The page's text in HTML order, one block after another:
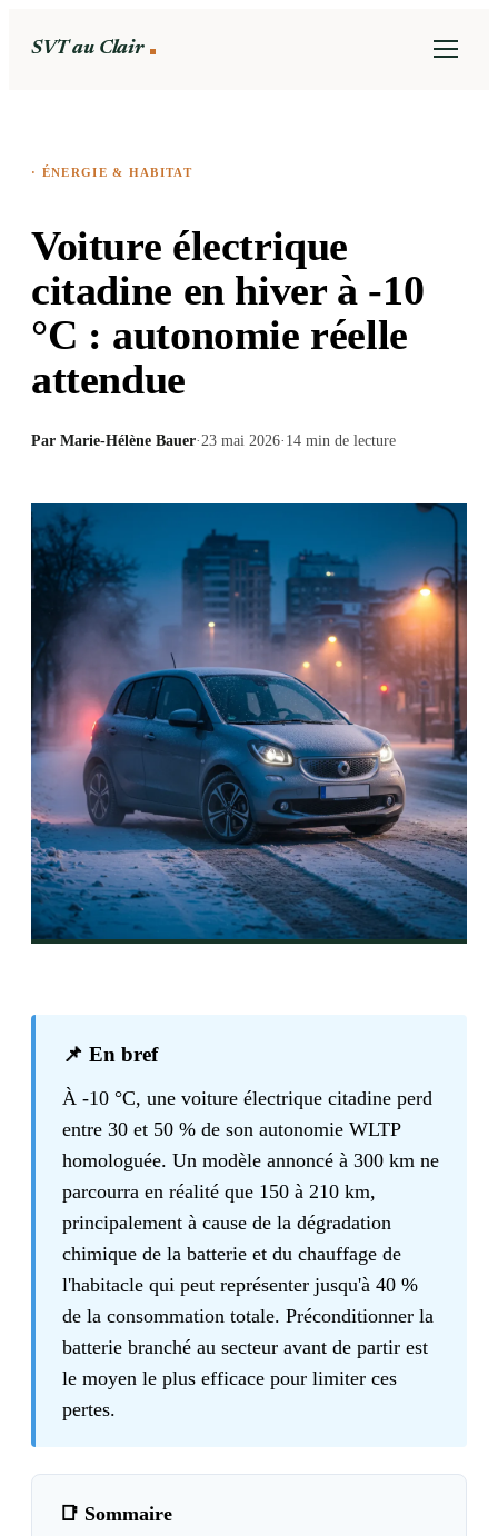
SVT au Clair
· ÉNERGIE & HABITAT
Voiture électrique
citadine en hiver à -10
°C : autonomie réelle
attendue
Par Marie-Hélène Bauer·23 mai 2026· 14 min de lecture
📌 En bref
À -10 °C, une voiture électrique citadine perd
entre 30 et 50 % de son autonomie WLTP
homologuée. Un modèle annoncé à 300 km ne
parcourra en réalité que 150 à 210 km,
principalement à cause de la dégradation
chimique de la batterie et du chauffage de
l'habitacle qui peut représenter jusqu'à 40 %
de la consommation totale. Préconditionner la
batterie branché au secteur avant de partir est
le moyen le plus efficace pour limiter ces
pertes.
📑 Sommaire